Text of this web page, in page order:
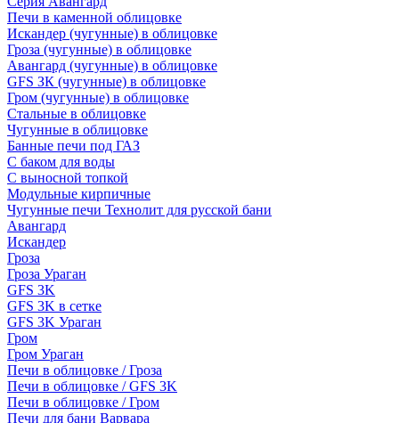
Печи в каменной облицовке
Искандер (чугунные) в облицовке
Гроза (чугунные) в облицовке
Авангард (чугунные) в облицовке
GFS ЗК (чугунные) в облицовке
Гром (чугунные) в облицовке
Стальные в облицовке
Чугунные в облицовке
Банные печи под ГАЗ
С баком для воды
С выносной топкой
Модульные кирпичные
Чугунные печи Технолит для русской бани
Авангард
Искандер
Гроза
Гроза Ураган
GFS 3K
GFS 3K в сетке
GFS 3K Ураган
Гром
Гром Ураган
Печи в облицовке / Гроза
Печи в облицовке / GFS 3K
Печи в облицовке / Гром
Печи для бани Варвара